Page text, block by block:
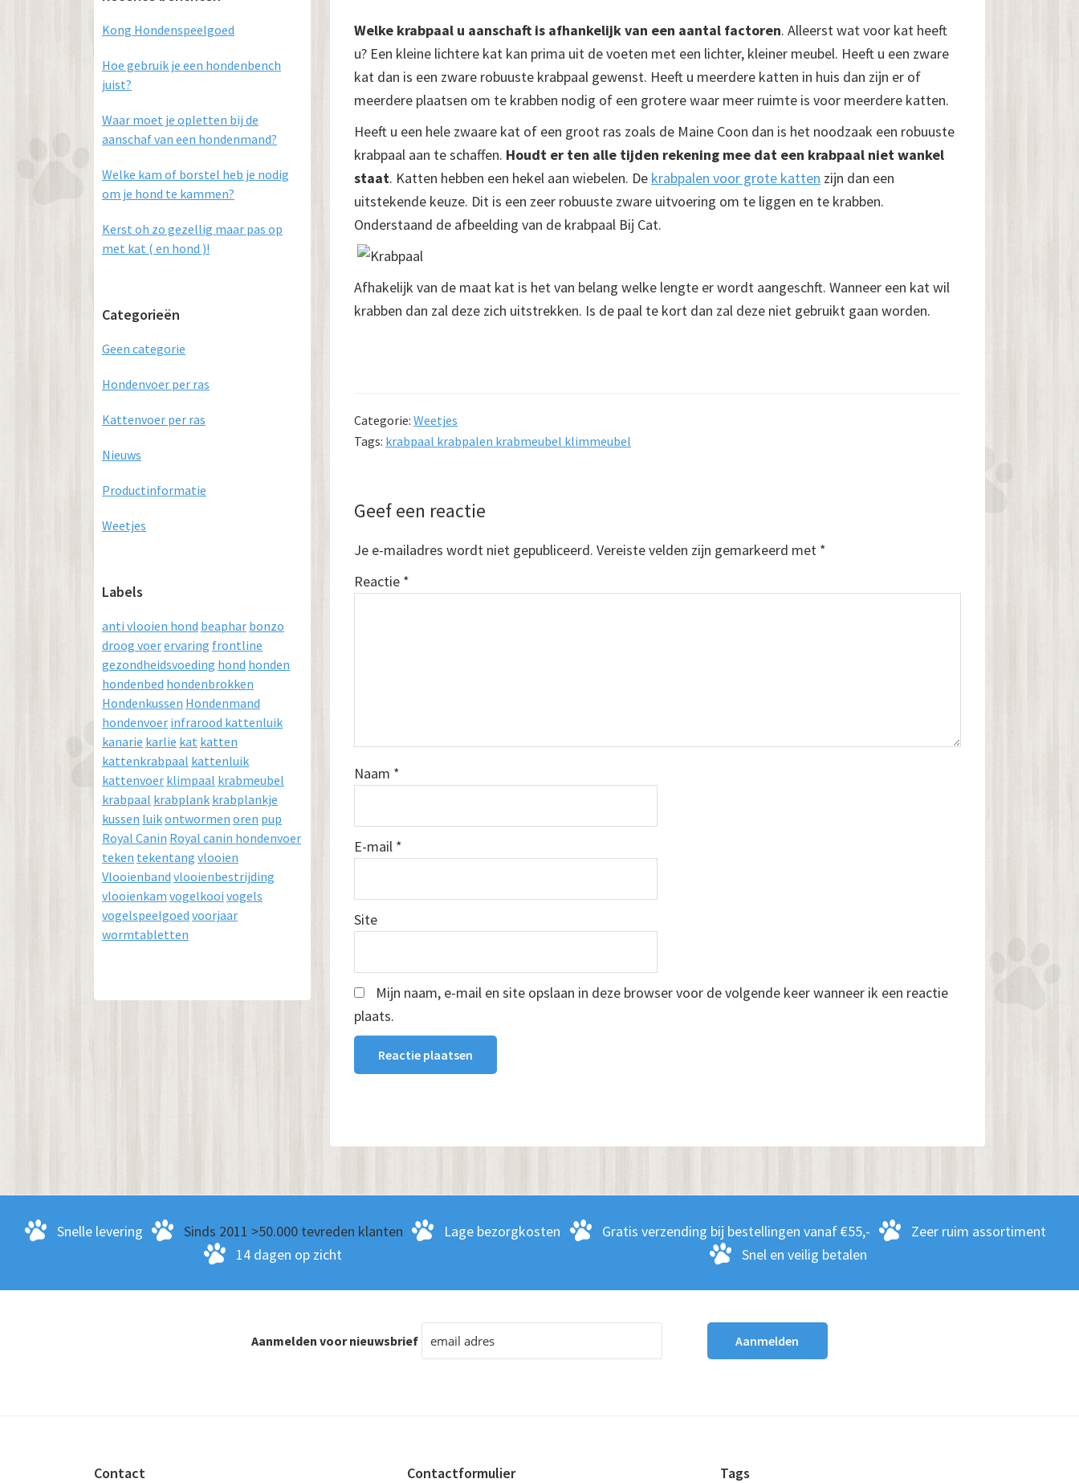
Welke krabpaal u aanschaft is afhankelijk van een aantal factoren. Alleerst wat voor kat heeft
u? Een kleine lichtere kat kan prima uit de voeten met een lichter, kleiner meubel. Heeft u een zware
kat dan is een zware robuuste krabpaal gewenst. Heeft u meerdere katten in huis dan zijn er of
meerdere plaatsen om te krabben nodig of een grotere waar meer ruimte is voor meerdere katten.
Heeft u een hele zwaare kat of een groot ras zoals de Maine Coon dan is het noodzaak een robuuste
krabpaal aan te schaffen. Houdt er ten alle tijden rekening mee dat een krabpaal niet wankel
staat. Katten hebben een hekel aan wiebelen. De krabpalen voor grote katten zijn dan een
uitstekende keuze. Dit is een zeer robuuste zware uitvoering om te liggen en te krabben.
Onderstaand de afbeelding van de krabpaal Bij Cat.
Afhakelijk van de maat kat is het van belang welke lengte er wordt aangeschft. Wanneer een kat wil
krabben dan zal deze zich uitstrekken. Is de paal te kort dan zal deze niet gebruikt gaan worden.
Categorie:Weetjes
Tags: krabpaal krabpalen krabmeubel klimmeubel
Lees
Interacties
Geef een reactie
Je e-mailadres wordt niet gepubliceerd. Vereiste velden zijn gemarkeerd met *
Reactie *
Naam *
E-mail *
Site
Mijn naam, e-mail en site opslaan in deze browser voor de volgende keer wanneer ik een reactie
plaats.
Sidebar
Kong Hondenspeelgoed
Hoe gebruik je een hondenbench
juist?
Waar moet je opletten bij de
aanschaf van een hondenmand?
Welke kam of borstel heb je nodig
om je hond te kammen?
Kerst oh zo gezellig maar pas op
met kat ( en hond )!
Categorieën
Geen categorie
Hondenvoer per ras
Kattenvoer per ras
Nieuws
Productinformatie
Weetjes
Labels
anti vlooien hond beaphar bonzo
droog voerervaring frontline
gezondheidsvoeding hond honden
hondenbed hondenbrokken
Hondenkussen Hondenmand
hondenvoer infrarood kattenluik
kanarie karlie kat katten
kattenkrabpaal kattenluik
kattenvoer klimpaal krabmeubel
krabpaal krabplank krabplankje
kussen luikontwormen oren pup
Royal Canin Royal canin hondenvoer
teken tekentang vlooien
Vlooienband vlooienbestrijding
vlooienkam vogelkooi vogels
vogelspeelgoed voorjaar
wormtabletten
Snelle levering Sinds 2011 >50.000 tevreden klanten Lage bezorgkosten Gratis verzending bij bestellingen vanaf €55,-
Zeer ruim assortiment
14 dagen op zicht
Snel en veilig betalen
Aanmelden voor nieuwsbrief
Contact
Contactformulier Tags